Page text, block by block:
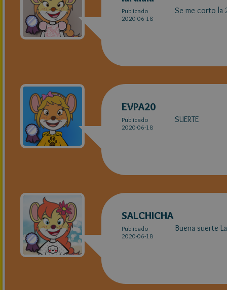
Publicado
2020-06-18
Se me corto la
EVPA20
Publicado
2020-06-18
SUERTE
SALCHICHA
Publicado
2020-06-18
Buena suerte